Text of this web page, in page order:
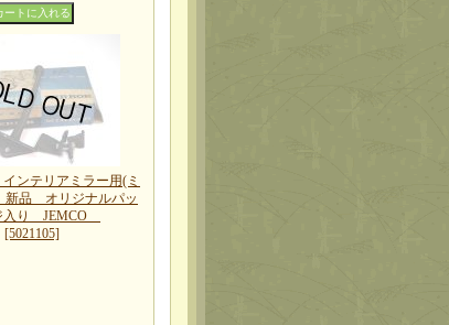
ンテリアミラー用(ミ
品 オリジナルパッ
入り JEMCO
[5021105]